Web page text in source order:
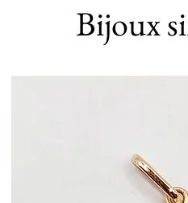
Bijoux